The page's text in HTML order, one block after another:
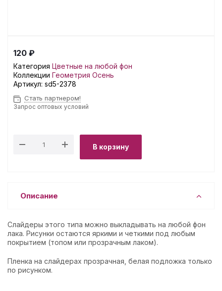
120 ₽
Категория Цветные на любой фон
Коллекции Геометрия Осень
Артикул: sd5-2378
Стать партнером!
Запрос оптовых условий
В корзину
Описание
Слайдеры этого типа можно выкладывать на любой фон
лака. Рисунки остаются яркими и четкими под любым
покрытием (топом или прозрачным лаком).
Пленка на слайдерах прозрачная, белая подложка только
по рисунком.